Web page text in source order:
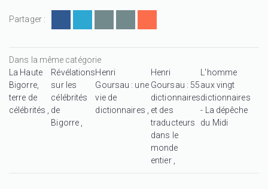
Partager :
Dans la même catégorie
La Haute
Bigorre,
terre de
célébrités
Révélations
sur les
célébrités
de
Bigorre
Henri
Goursau : une
vie de
dictionnaires
Henri
Goursau : 55
dictionnaires
et des
traducteurs
dans le
monde
entier
L'homme
aux vingt
dictionnaires
- La dépêche
du Midi